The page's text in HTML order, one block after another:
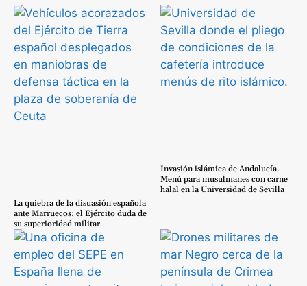
La quiebra de la disuasión española
ante Marruecos: el Ejército duda de
su superioridad militar
Invasión islámica de Andalucía.
Menú para musulmanes con carne
halal en la Universidad de Sevilla